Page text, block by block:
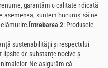
garantăm o calitate ridicată
asemenea, suntem bucuroși să ne
Întrebarea 2: Produsele
sustenabilității și respectului
lipsite de substanțe nocive și
Ne asigurăm că